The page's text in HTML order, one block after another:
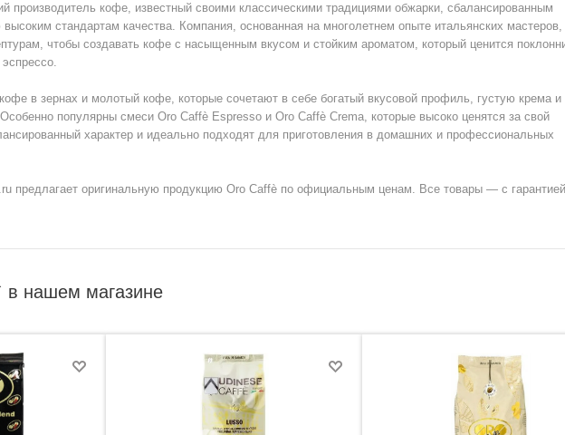
производитель кофе, известный своими классическими традициями обжарки, сбалансированным
стандартам качества. Компания, основанная на многолетнем опыте итальянских мастеров,
чтобы создавать кофе с насыщенным вкусом и стойким ароматом, который ценится
эспрессо.
в зернах и молотый кофе, которые сочетают в себе богатый вкусовой профиль, густую крема и
популярны смеси Oro Caffè Espresso и Oro Caffè Crema, которые высоко ценятся за свой
характер и идеально подходят для приготовления в домашних и профессиональных
предлагает оригинальную продукцию Oro Caffè по официальным ценам. Все товары — с
в нашем магазине